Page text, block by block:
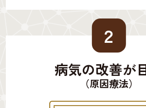
２
病気の改善が
（原因療法）